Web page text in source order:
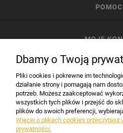
POMOC
MOJE
Dbamy o Twoją
Pliki cookies i pokrewne im
działanie strony i pomagają nam
potrzeb. Możesz zaakceptować
wszystkich tych plików i przejść do
plików do swoich preferencji,
Więcej o plikach cookies przeczytasz
prywatności.